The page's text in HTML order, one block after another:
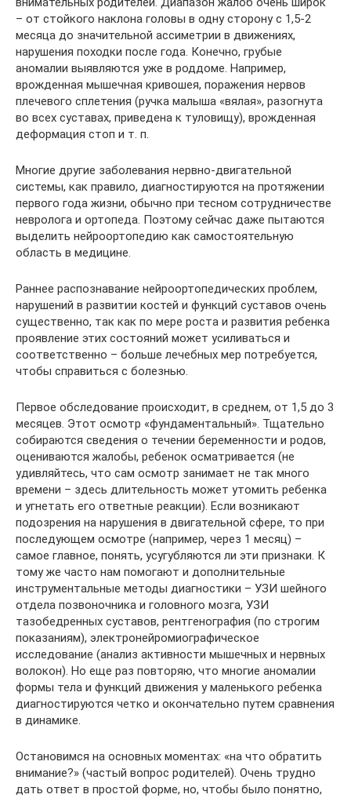
– от стойкого наклона головы в одну сторону с 1,5-2
месяца до значительной ассиметрии в движениях,
нарушения походки после года. Конечно, грубые
аномалии выявляются уже в роддоме. Например,
врожденная мышечная кривошея, поражения нервов
плечевого сплетения (ручка малыша «вялая», разогнута
во всех суставах, приведена к туловищу), врожденная
деформация стоп и т. п.
Многие другие заболевания нервно-двигательной
системы, как правило, диагностируются на протяжении
первого года жизни, обычно при тесном сотрудничестве
невролога и ортопеда. Поэтому сейчас даже пытаются
выделить нейроортопедию как самостоятельную
область в медицине.
Раннее распознавание нейроортопедических проблем,
нарушений в развитии костей и функций суставов очень
существенно, так как по мере роста и развития ребенка
проявление этих состояний может усиливаться и
соответственно – больше лечебных мер потребуется,
чтобы справиться с болезнью.
Первое обследование происходит, в среднем, от 1,5 до 3
месяцев. Этот осмотр «фундаментальный». Тщательно
собираются сведения о течении беременности и родов,
оцениваются жалобы, ребенок осматривается (не
удивляйтесь, что сам осмотр занимает не так много
времени – здесь длительность может утомить ребенка
и угнетать его ответные реакции). Если возникают
подозрения на нарушения в двигательной сфере, то при
последующем осмотре (например, через 1 месяц) –
самое главное, понять, усугубляются ли эти признаки. К
тому же часто нам помогают и дополнительные
инструментальные методы диагностики – УЗИ шейного
отдела позвоночника и головного мозга, УЗИ
тазобедренных суставов, рентгенография (по строгим
показаниям), электронейромиографическое
исследование (анализ активности мышечных и нервных
волокон). Но еще раз повторяю, что многие аномалии
формы тела и функций движения у маленького ребенка
диагностируются четко и окончательно путем сравнения
в динамике.
Остановимся на основных моментах: «на что обратить
внимание?» (частый вопрос родителей). Очень трудно
дать ответ в простой форме, но, чтобы было понятно,